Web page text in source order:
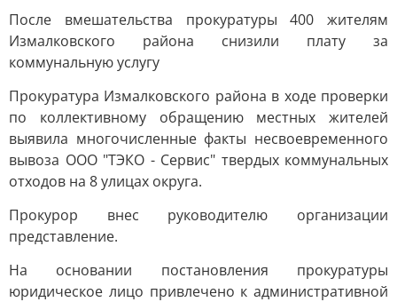
После вмешательства прокуратуры 400 жителям
Измалковского района снизили плату за
коммунальную услугу
Прокуратура Измалковского района в ходе проверки
по коллективному обращению местных жителей
выявила многочисленные факты несвоевременного
вывоза ООО "ТЭКО - Сервис" твердых коммунальных
отходов на 8 улицах округа.
Прокурор внес руководителю организации
представление.
На основании постановления прокуратуры
юридическое лицо привлечено к административной